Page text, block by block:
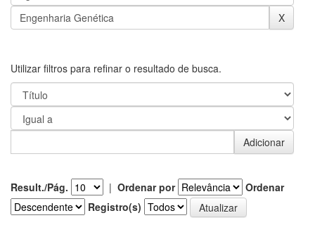
Utilizar filtros para refinar o resultado de busca.
Result./Pág. | Ordenar por
Ordenar
Registro(s)